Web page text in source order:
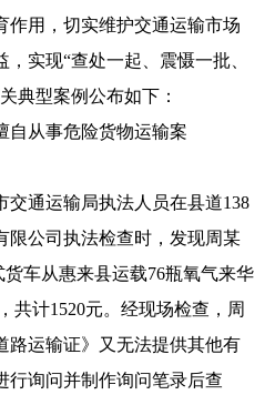
作用，切实维护交通运输市场
实现“查处一起、震慑一批、
典型案例公布如下：
从事危险货物运输案
通运输局执法人员在县道138
公司执法检查时，发现周某
车从惠来县运载76瓶氧气来华
共计1520元。经现场检查，周
路运输证》又无法提供其他有
行询问并制作询问笔录后查